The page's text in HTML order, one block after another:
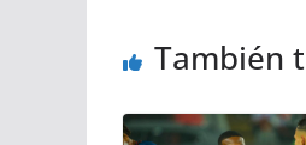
También